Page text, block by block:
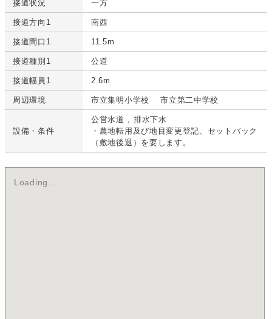
接道状況 一方
接道方向1 南西
接道間口1 11.5m
接道種別1 公道
接道幅員1 2.6m
周辺環境 市立集明小学校 市立第二中学校
設備・条件
公営水道
排水下水
・農地転用及び地目変更登記、セットバック
（敷地後退）を要します。
Loading...